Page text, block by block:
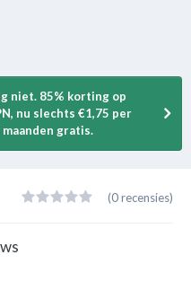
niet. 85% korting op
nu slechts €1,75 per
maanden gratis.
(0 recensies)